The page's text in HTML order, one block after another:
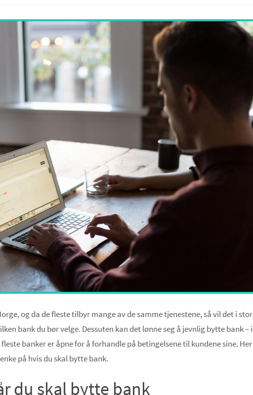
og da de fleste tilbyr mange av de samme tjenestene, så vil det i stor
bank du bør velge. Dessuten kan det lønne seg å jevnlig bytte bank – i
banker er åpne for å forhandle på betingelsene til kundene sine. Her
på hvis du skal bytte bank.
du skal bytte bank